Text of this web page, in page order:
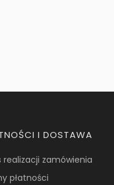
I DOSTAWA
realizacji zamówienia
płatności